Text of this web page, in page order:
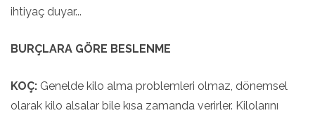
ihtiyaç duyar...
BURÇLARA GÖRE BESLENME
KOÇ: Genelde kilo alma problemleri olmaz, dönemsel
olarak kilo alsalar bile kısa zamanda verirler. Kilolarını